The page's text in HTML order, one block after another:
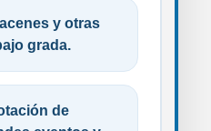
y otras
grada.
de